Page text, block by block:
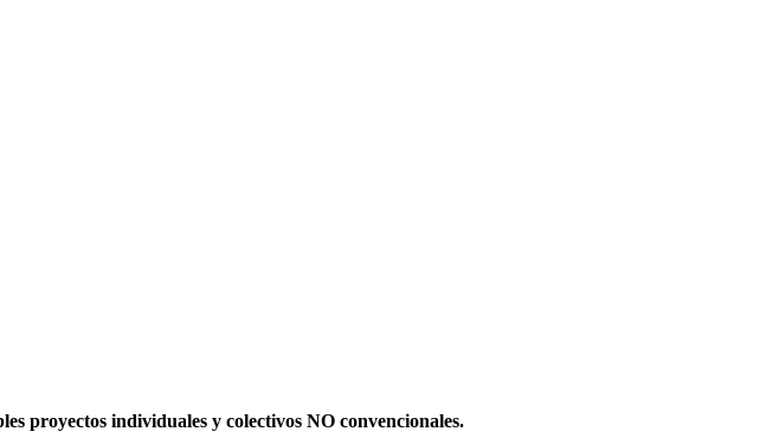
proyectos individuales y colectivos NO convencionales.